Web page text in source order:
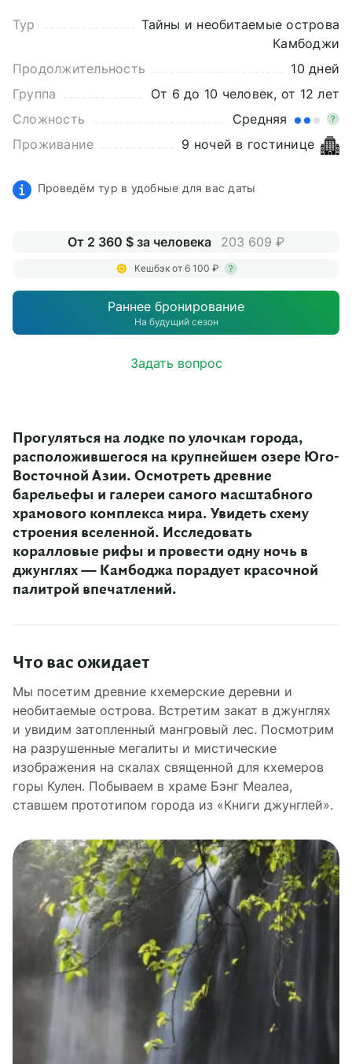
Прогуляться на лодке по улочкам города,
расположившегося на крупнейшем озере Юго-
Восточной Азии. Осмотреть древние
барельефы и галереи самого масштабного
храмового комплекса мира. Увидеть схему
строения вселенной. Исследовать
коралловые рифы и провести одну ночь в
джунглях — Камбоджа порадует красочной
палитрой впечатлений.
Что вас ожидает
Мы посетим древние кхемерские деревни и
необитаемые острова. Встретим закат в джунглях
и увидим затопленный мангровый лес. Посмотрим
на разрушенные мегалиты и мистические
изображения на скалах священной для кхемеров
горы Кулен. Побываем в храме Бэнг Меалеа,
ставшем прототипом города из «Книги джунглей».
Тур
Тайны и необитаемые острова
Камбоджи
Продолжительность
10 дней
Группа
От 6 до 10 человек, от 12 лет
Сложность
Средняя ?
Проживание 9 ночей в гостинице
Проведём тур в удобные для вас даты
От 2 360 $ за человека 203 609 ₽
Кешбэк от 6 100 ₽ ?
Раннее бронирование
На будущий сезон
Задать вопрос